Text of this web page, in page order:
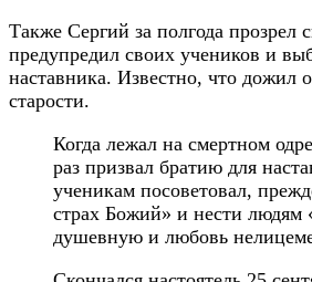
Также Сергий за полгода прозрел
предупредил своих учеников и
наставника. Известно, что дожил
старости.
Когда лежал на смертном
раз призвал братию для
ученикам посоветовал,
страх Божий» и нести людям
душевную и любовь